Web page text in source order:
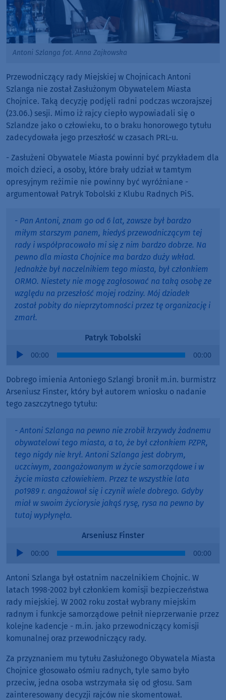
Antoni Szlanga fot. Anna Zajkowska
Przewodniczący rady Miejskiej w Chojnicach Antoni
Szlanga nie został Zasłużonym Obywatelem Miasta
Chojnice. Taką decyzję podjęli radni podczas wczorajszej
(23.06.) sesji. Mimo iż rajcy ciepło wypowiadali się o
Szlandze jako o człowieku, to o braku honorowego tytułu
zadecydowała jego przeszłość w czasach PRL-u.
- Zasłużeni Obywatele Miasta powinni być przykładem dla
moich dzieci, a osoby, które brały udział w tamtym
opresyjnym reżimie nie powinny być wyróżniane -
argumentował Patryk Tobolski z Klubu Radnych PiS.
- Pan Antoni, znam go od 6 lat, zawsze był bardzo
miłym starszym panem, kiedyś przewodniczącym tej
rady i współpracowało mi się z nim bardzo dobrze. Na
pewno dla miasta Chojnice ma bardzo duży wkład.
Jednakże był naczelnikiem tego miasta, był członkiem
ORMO. Niestety nie mogę zagłosować na taką osobę ze
względu na przeszłość mojej rodziny. Mój dziadek
został pobity do nieprzytomności przez tę organizację i
zmarł.
Patryk Tobolski
Audio
00:00 00:00
Dobrego imienia Antoniego Szlangi bronił m.in. burmistrz
Arseniusz Finster, który był autorem wniosku o nadanie
tego zaszczytnego tytułu:
- Antoni Szlanga na pewno nie zrobił krzywdy żadnemu
obywatelowi tego miasta, a to, że był członkiem PZPR,
tego nigdy nie krył. Antoni Szlanga jest dobrym,
uczciwym, zaangażowanym w życie samorządowe i w
życie miasta człowiekiem. Przez te wszystkie lata
po1989 r. angażował się i czynił wiele dobrego. Gdyby
miał w swoim życiorysie jakąś rysę, rysa na pewno by
tutaj wypłynęła.
Arseniusz Finster
Audio
00:00 00:00
Antoni Szlanga był ostatnim naczelnikiem Chojnic. W
latach 1998-2002 był członkiem komisji bezpieczeństwa
rady miejskiej. W 2002 roku został wybrany miejskim
radnym i funkcje samorządowe pełnił nieprzerwanie przez
kolejne kadencje - m.in. jako przewodniczący komisji
komunalnej oraz przewodniczący rady.
Za przyznaniem mu tytułu Zasłużonego Obywatela Miasta
Chojnice głosowało ośmiu radnych, tyle samo było
przeciw, jedna osoba wstrzymała się od głosu. Sam
zainteresowany decyzji rajców nie skomentował.